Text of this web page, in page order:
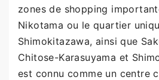
zones de shopping
Nikotama ou le quartier
Shimokitazawa, ainsi que
Chitose-Karasuyama et
est connu comme un centre